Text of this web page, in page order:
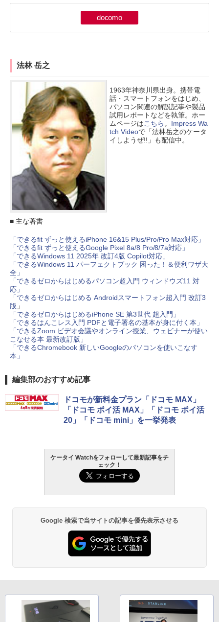
docomo
法林 岳之
1963年神奈川県出身。携帯電
話・スマートフォンをはじめ、
パソコン関連の解説記事や製品
試用レポートなどを執筆。ホー
ムページはこちら 。 Impress Wa
tch Videoで「法林岳之のケータ
イしようぜ!!」も配信中。
■ 主な著書
「できるfit ずっと使えるiPhone 16&15 Plus/Pro/Pro Max対応」
「できるfit ずっと使えるGoogle Pixel 8a/8 Pro/8/7a対応」
「できるWindows 11 2025年 改訂4版 Copilot対応」
「できるWindows 11 パーフェクトブック 困った！＆便利ワザ大
全」
「できるゼロからはじめるパソコン超入門 ウィンドウズ11 対
応」
「できるゼロからはじめる Androidスマートフォン超入門 改訂3
版 」
「できるゼロからはじめるiPhone SE 第3世代 超入門」
「できるはんこレス入門 PDFと電子署名の基本が身に付く本」
「できるZoom ビデオ会議やオンライン授業、ウェビナーが使い
こなせる本 最新改訂版」
「できるChromebook 新しいGoogleのパソコンを使いこなす
本」
編集部のおすすめ記事
ドコモが新料金プラン「ドコモ MAX」
「ドコモ ポイ活 MAX」「ドコモ ポイ活
20」「ドコモ mini」を一挙発表
ケータイ Watchをフォローして最新記事をチ
ェック！
Google 検索で当サイトの記事を優先表示させる